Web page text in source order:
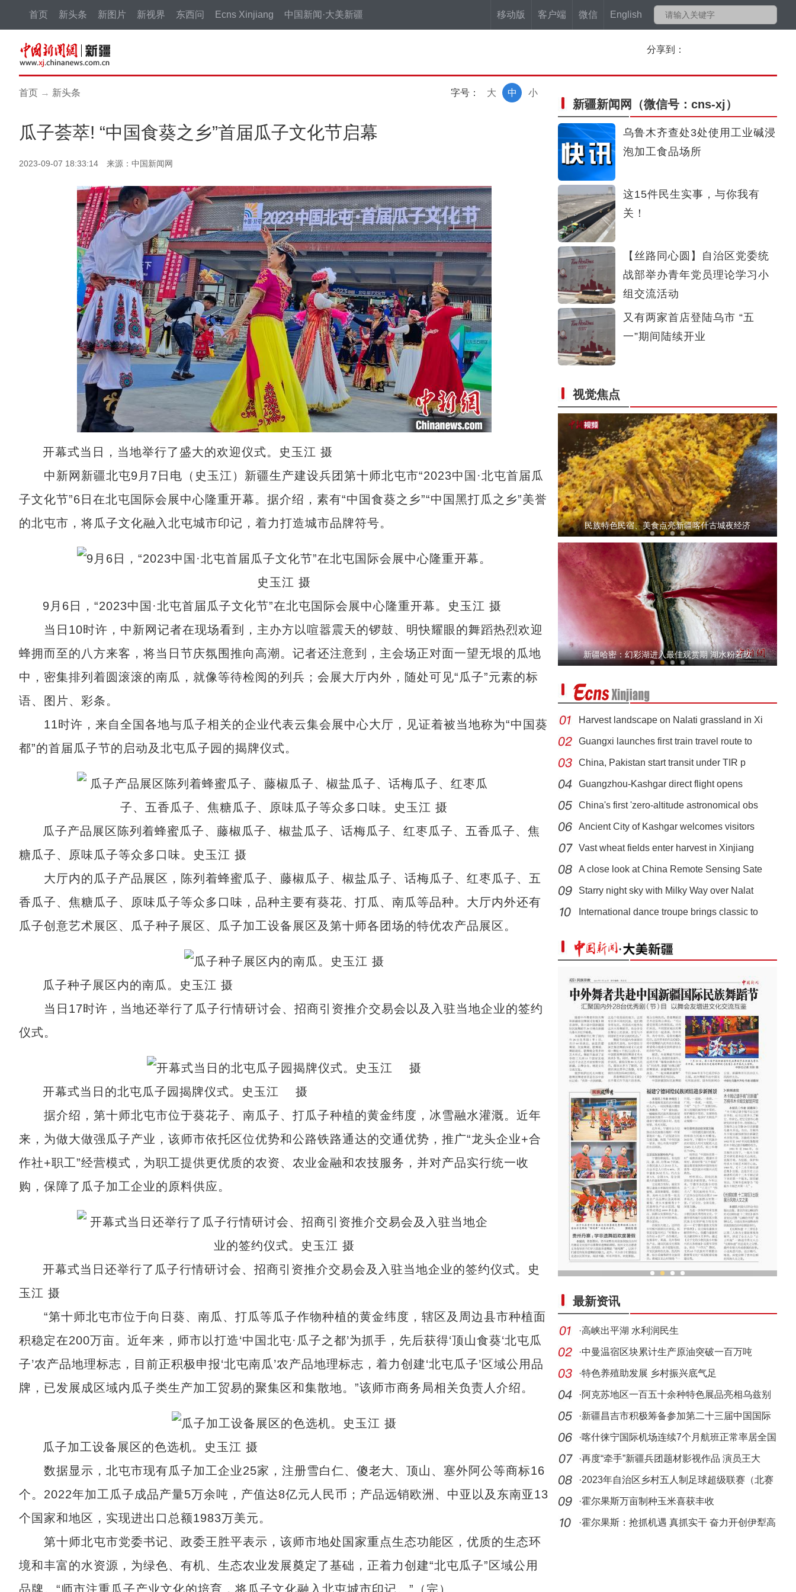
移动版 客户端 微信 English
首页 新头条 新图片 新视界 东西问 Ecns Xinjiang 中国新闻·大美新疆
分享到：
首页 → 新头条 字号： 小
中
大
瓜子荟萃! “中国食葵之乡”首届瓜子文化节启幕
2023-09-07 18:33:14 来源：中国新闻网
开幕式当日，当地举行了盛大的欢迎仪式。史玉江 摄
中新网新疆北屯9月7日电（史玉江）新疆生产建设兵团第十师北屯市“2023中国·北屯首届瓜
子文化节”6日在北屯国际会展中心隆重开幕。据介绍，素有“中国食葵之乡”“中国黑打瓜之乡”美誉
的北屯市，将瓜子文化融入北屯城市印记，着力打造城市品牌符号。
9月6日，“2023中国·北屯首届瓜子文化节”在北屯国际会展中心隆重开幕。史玉江 摄
当日10时许，中新网记者在现场看到，主办方以喧嚣震天的锣鼓、明快耀眼的舞蹈热烈欢迎
蜂拥而至的八方来客，将当日节庆氛围推向高潮。记者还注意到，主会场正对面一望无垠的瓜地
中，密集排列着圆滚滚的南瓜，就像等待检阅的列兵；会展大厅内外，随处可见“瓜子”元素的标
语、图片、彩条。
11时许，来自全国各地与瓜子相关的企业代表云集会展中心大厅，见证着被当地称为“中国葵
都”的首届瓜子节的启动及北屯瓜子园的揭牌仪式。
瓜子产品展区陈列着蜂蜜瓜子、藤椒瓜子、椒盐瓜子、话梅瓜子、红枣瓜子、五香瓜子、焦
糖瓜子、原味瓜子等众多口味。史玉江 摄
大厅内的瓜子产品展区，陈列着蜂蜜瓜子、藤椒瓜子、椒盐瓜子、话梅瓜子、红枣瓜子、五
香瓜子、焦糖瓜子、原味瓜子等众多口味，品种主要有葵花、打瓜、南瓜等品种。大厅内外还有
瓜子创意艺术展区、瓜子种子展区、瓜子加工设备展区及第十师各团场的特优农产品展区。
瓜子种子展区内的南瓜。史玉江 摄
当日17时许，当地还举行了瓜子行情研讨会、招商引资推介交易会以及入驻当地企业的签约
仪式。
开幕式当日的北屯瓜子园揭牌仪式。史玉江 摄
据介绍，第十师北屯市位于葵花子、南瓜子、打瓜子种植的黄金纬度，冰雪融水灌溉。近年
来，为做大做强瓜子产业，该师市依托区位优势和公路铁路通达的交通优势，推广“龙头企业+合
作社+职工”经营模式，为职工提供更优质的农资、农业金融和农技服务，并对产品实行统一收
购，保障了瓜子加工企业的原料供应。
开幕式当日还举行了瓜子行情研讨会、招商引资推介交易会及入驻当地企业的签约仪式。史
玉江 摄
“第十师北屯市位于向日葵、南瓜、打瓜等瓜子作物种植的黄金纬度，辖区及周边县市种植面
积稳定在200万亩。近年来，师市以打造‘中国北屯·瓜子之都’为抓手，先后获得‘顶山食葵‘北屯瓜
子’农产品地理标志，目前正积极申报‘北屯南瓜’农产品地理标志，着力创建‘北屯瓜子’区域公用品
牌，已发展成区域内瓜子类生产加工贸易的聚集区和集散地。”该师市商务局相关负责人介绍。
瓜子加工设备展区的色选机。史玉江 摄
数据显示，北屯市现有瓜子加工企业25家，注册雪白仁、傻老大、顶山、塞外阿公等商标16
个。2022年加工瓜子成品产量5万余吨，产值达8亿元人民币；产品远销欧洲、中亚以及东南亚13
个国家和地区，实现进出口总额1983万美元。
第十师北屯市党委书记、政委王胜平表示，该师市地处国家重点生态功能区，优质的生态环
境和丰富的水资源，为绿色、有机、生态农业发展奠定了基础，正着力创建“北屯瓜子”区域公用
品牌。“师市注重瓜子产业文化的培育，将瓜子文化融入北屯城市印记。”（完）
新疆新闻网 （微信号：cns-xj）
乌鲁木齐查处3处使用工业碱浸
泡加工食品场所
这15件民生实事，与你我有
关！
【丝路同心圆】自治区党委统
战部举办青年党员理论学习小
组交流活动
又有两家首店登陆乌市 “五
一”期间陆续开业
视觉焦点
丁荫楠：我对这部片子的未来充满信心
当坦桑尼亚咖啡遇上中国茶叶 “跨国夫妇”在
民族特色民宿、美食点亮新疆喀什古城夜经济
新疆：第一批成熟螃蟹销往长三角
当坦桑尼亚咖啡遇上中国茶叶 “跨国夫妇”在
新疆哈密：幻彩湖进入最佳观赏期 湖水粉若玫
Harvest landscape on Nalati grassland in Xi
Guangxi launches first train travel route to
China, Pakistan start transit under TIR p
Guangzhou-Kashgar direct flight opens
China's first 'zero-altitude astronomical obs
Ancient City of Kashgar welcomes visitors
Vast wheat fields enter harvest in Xinjiang
A close look at China Remote Sensing Sate
Starry night sky with Milky Way over Nalat
International dance troupe brings classic to
最新资讯
·高峡出平湖 水利润民生
·中曼温宿区块累计生产原油突破一百万吨
·特色养殖助发展 乡村振兴底气足
·阿克苏地区一百五十余种特色展品亮相乌兹别
克斯坦
·新疆昌吉市积极筹备参加第二十三届中国国际
投资贸
·喀什徕宁国际机场连续7个月航班正常率居全国
200—
·再度“牵手”新疆兵团题材影视作品 演员王大
奇：我
·2023年自治区乡村五人制足球超级联赛（北赛
区）开
·霍尔果斯万亩制种玉米喜获丰收
·霍尔果斯：抢抓机遇 真抓实干 奋力开创伊犁高